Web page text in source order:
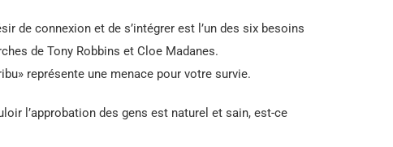
de connexion et de s’intégrer est l’un des six besoins
de Tony Robbins et Cloe Madanes.
représente une menace pour votre survie.
l’approbation des gens est naturel et sain, est-ce